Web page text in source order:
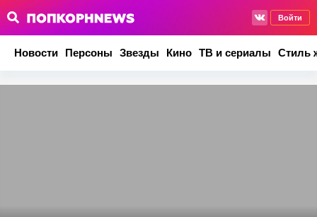
Войти
Новости Персоны Звезды Кино ТВ и сериалы Стиль